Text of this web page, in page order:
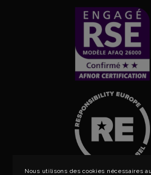
Nous utilisons des cookies nécessaires